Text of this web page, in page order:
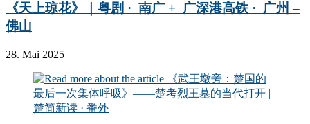
《天上琼花》｜粤剧 · 南广 + 广深港高铁 · 广州 –
佛山
28. Mai 2025